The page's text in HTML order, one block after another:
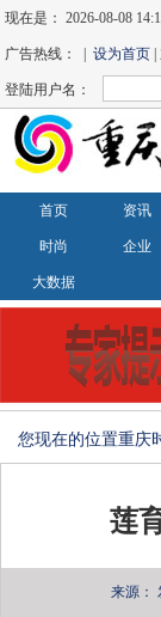
现在是：2026-08-08
广告热线： |设为首页
登陆用户名：
首页 资讯
时尚 企业
大数据
您现在的位置重庆
莲
来源：